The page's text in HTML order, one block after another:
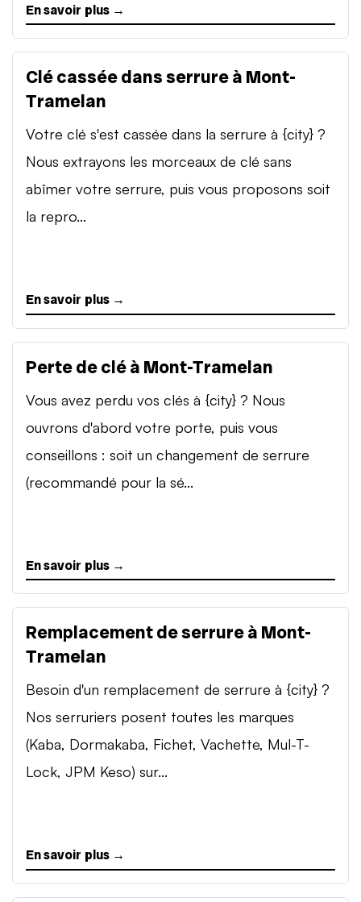
En savoir plus →
Clé cassée dans serrure à Mont-
Tramelan
Votre clé s'est cassée dans la serrure à {city} ?
Nous extrayons les morceaux de clé sans
abîmer votre serrure, puis vous proposons soit
la repro...
En savoir plus →
Perte de clé à Mont-Tramelan
Vous avez perdu vos clés à {city} ? Nous
ouvrons d'abord votre porte, puis vous
conseillons : soit un changement de serrure
(recommandé pour la sé...
En savoir plus →
Remplacement de serrure à Mont-
Tramelan
Besoin d'un remplacement de serrure à {city} ?
Nos serruriers posent toutes les marques
(Kaba, Dormakaba, Fichet, Vachette, Mul-T-
Lock, JPM Keso) sur...
En savoir plus →